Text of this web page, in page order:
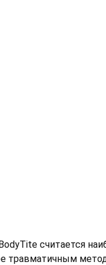
считается
травматичным